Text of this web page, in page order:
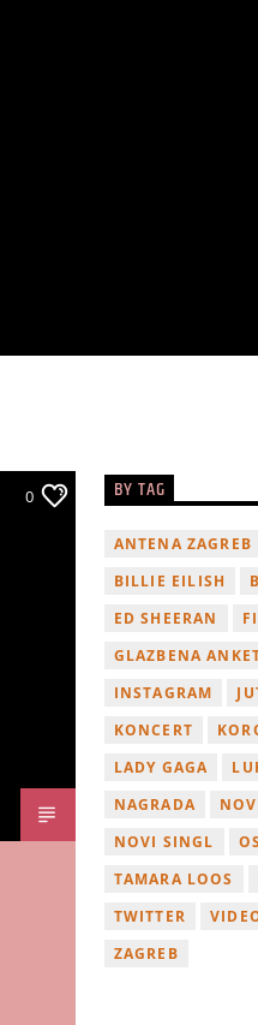
0 BY TAG
ANTENA ZAGREB
BILLIE EILISH
ED SHEERAN
GLAZBENA
INSTAGRAM
KONCERT
LADY GAGA
NAGRADA
NOVI SINGL
TAMARA LOOS
TWITTER
ZAGREB